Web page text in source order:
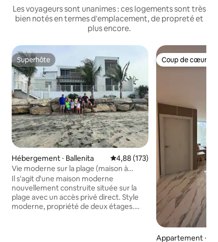
Les voyageurs sont unanimes : ces logements sont très
bien notés en termes d'emplacement, de propreté et
plus encore.
Superhôte
Superhôte
Hébergement ⋅ Ballenita Évaluation moyenne sur la
4,88 (173)
Vie moderne sur la plage (maison à
vendre)
Il s'agit d'une maison moderne
nouvellement construite située sur la
plage avec un accès privé direct. Style
moderne, propriété de deux étages.
Coup de cœur
Coup de cœur
Appartement ⋅